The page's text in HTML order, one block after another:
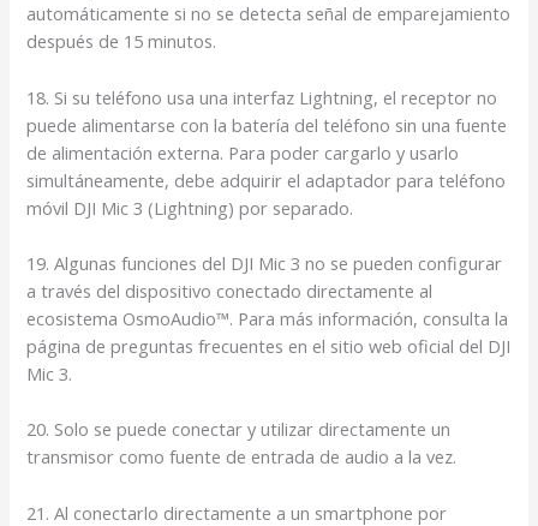
automáticamente si no se detecta señal de emparejamiento
después de 15 minutos.
18. Si su teléfono usa una interfaz Lightning, el receptor no
puede alimentarse con la batería del teléfono sin una fuente
de alimentación externa. Para poder cargarlo y usarlo
simultáneamente, debe adquirir el adaptador para teléfono
móvil DJI Mic 3 (Lightning) por separado.
19. Algunas funciones del DJI Mic 3 no se pueden configurar
a través del dispositivo conectado directamente al
ecosistema OsmoAudio™. Para más información, consulta la
página de preguntas frecuentes en el sitio web oficial del DJI
Mic 3.
20. Solo se puede conectar y utilizar directamente un
transmisor como fuente de entrada de audio a la vez.
21. Al conectarlo directamente a un smartphone por